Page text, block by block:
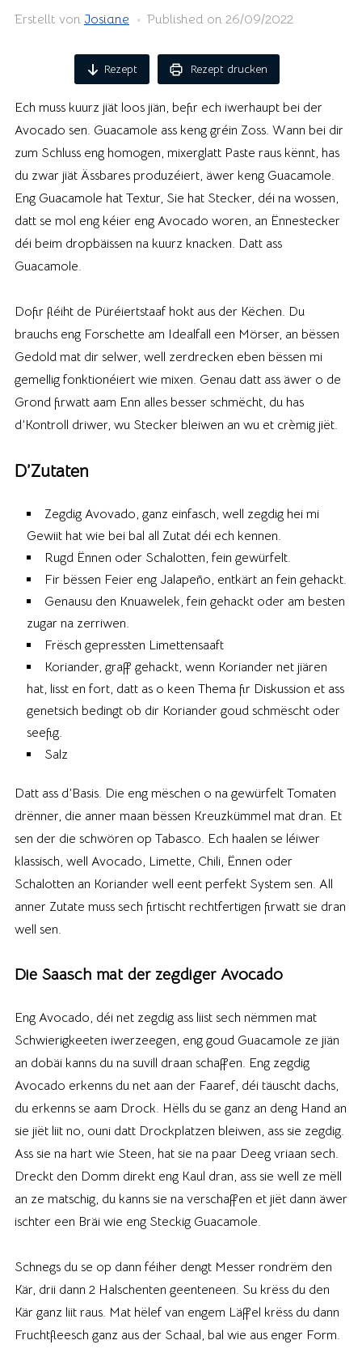
Erstellt von Josiane Published on 26/09/2022
Rezept Rezept drucken
Ech muss kuurz jiät loos jiän, befir ech iwerhaupt bei der
Avocado sen. Guacamole ass keng gréin Zoss. Wann bei dir
zum Schluss eng homogen, mixerglatt Paste raus kënnt, has
du zwar jiät Ässbares produzéiert, äwer keng Guacamole.
Eng Guacamole hat Textur, Sie hat Stecker, déi na wossen,
datt se mol eng kéier eng Avocado woren, an Ënnestecker
déi beim dropbäissen na kuurz knacken. Datt ass
Guacamole.
Dofir fléiht de Püréiertstaaf hokt aus der Këchen. Du
brauchs eng Forschette am Idealfall een Mörser, an bëssen
Gedold mat dir selwer, well zerdrecken eben bëssen mi
gemellig fonktionéiert wie mixen. Genau datt ass äwer o de
Grond firwatt aam Enn alles besser schmëcht, du has
d’Kontroll driwer, wu Stecker bleiwen an wu et crèmig jiët.
D’Zutaten
Zegdig Avovado, ganz einfasch, well zegdig hei mi
Gewiit hat wie bei bal all Zutat déi ech kennen.
Rugd Ënnen oder Schalotten, fein gewürfelt.
Fir bëssen Feier eng Jalapeño, entkärt an fein gehackt.
Genausu den Knuawelek, fein gehackt oder am besten
zugar na zerriwen.
Frësch gepressten Limettensaaft
Koriander, graff gehackt, wenn Koriander net jiären
hat, lisst en fort, datt as o keen Thema fir Diskussion et ass
genetsich bedingt ob dir Koriander goud schmëscht oder
seefig.
Salz
Datt ass d’Basis. Die eng mëschen o na gewürfelt Tomaten
drënner, die anner maan bëssen Kreuzkümmel mat dran. Et
sen der die schwören op Tabasco. Ech haalen se léiwer
klassisch, well Avocado, Limette, Chili, Ënnen oder
Schalotten an Koriander well eent perfekt System sen. All
anner Zutate muss sech firtischt rechtfertigen firwatt sie dran
well sen.
Die Saasch mat der zegdiger Avocado
Eng Avocado, déi net zegdig ass liist sech nëmmen mat
Schwierigkeeten iwerzeegen, eng goud Guacamole ze jiän
an dobäi kanns du na suvill draan schaffen. Eng zegdig
Avocado erkenns du net aan der Faaref, déi täuscht dachs,
du erkenns se aam Drock. Hëlls du se ganz an deng Hand an
sie jiët liit no, ouni datt Drockplatzen bleiwen, ass sie zegdig.
Ass sie na hart wie Steen, hat sie na paar Deeg vriaan sech.
Dreckt den Domm direkt eng Kaul dran, ass sie well ze mëll
an ze matschig, du kanns sie na verschaffen et jiët dann äwer
ischter een Bräi wie eng Steckig Guacamole.
Schnegs du se op dann féiher dengt Messer rondrëm den
Kär, drii dann 2 Halschenten geenteneen. Su krëss du den
Kär ganz liit raus. Mat hëlef van engem Läffel krëss du dann
Fruchtfleesch ganz aus der Schaal, bal wie aus enger Form.